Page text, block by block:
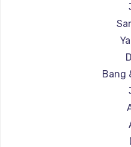
Bang